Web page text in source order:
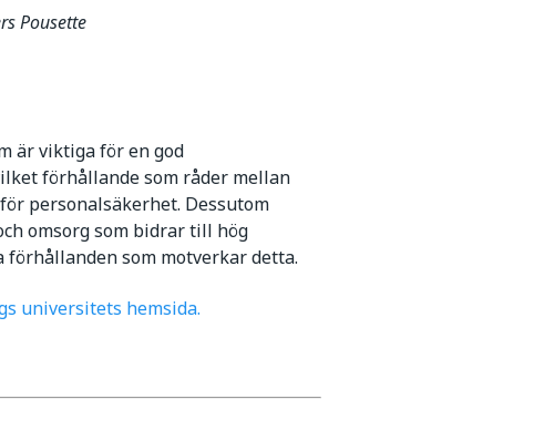
Pousette
är viktiga för en god
förhållande som råder mellan
personalsäkerhet. Dessutom
omsorg som bidrar till hög
som motverkar detta.
universitets hemsida.